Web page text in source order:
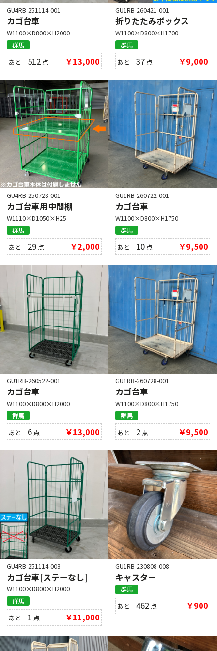
GU4RB-251114-001
カゴ台車
W1100×D800×H2000
群馬
あと 512 点 ￥13,000
GU1RB-260421-001
折りたたみボックス
W1100×D800×H1700
群馬
あと37 点 ￥9,000
GU4RB-250728-001
カゴ台車用中間棚
W1110×D1050×H25
群馬
あと 29 点 ￥2,000
GU1RB-260722-001
カゴ台車
W1100×D800×H1750
群馬
あと 10 点 ￥9,500
GU1RB-260522-001
カゴ台車
W1100×D800×H2000
群馬
あと 6 点 ￥13,000
GU1RB-260728-001
カゴ台車
W1100×D800×H1750
群馬
あと 2 点 ￥9,500
GU4RB-251114-003
カゴ台車[ステーなし]
W1100×D800×H2000
群馬
あと 1 点 ￥11,000
GU1RB-230808-008
キャスター
群馬
あと462 点 ￥900